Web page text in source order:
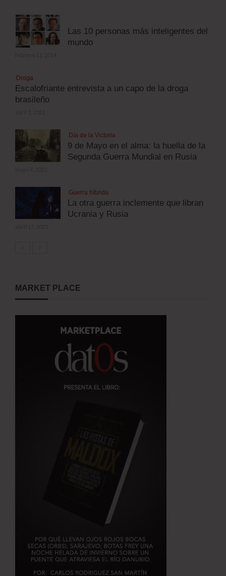
Las 10 personas más inteligentes del
mundo
Droga
Escalofriante entrevista a un capo de la droga
brasileño
Día de la Victoria
9 de Mayo en el alma: la huella de la
Segunda Guerra Mundial en Rusia
Guerra híbrida
La otra guerra inclemente que libran
Ucrania y Rusia
MARKET PLACE